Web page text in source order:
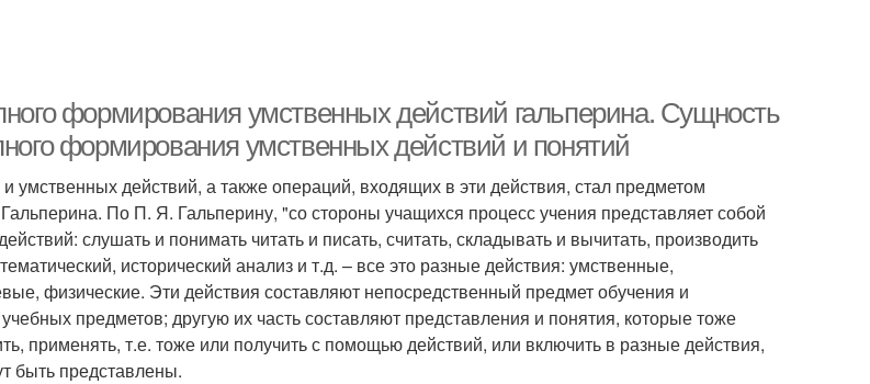
формирования умственных действий гальперина. Сущность
формирования умственных действий и понятий
умственных действий, а также операций, входящих в эти действия, стал предметом
По П. Я. Гальперину, "со стороны учащихся процесс учения представляет собой
слушать и понимать читать и писать, считать, складывать и вычитать, производить
исторический анализ и т.д. – все это разные действия: умственные,
физические. Эти действия составляют непосредственный предмет обучения и
предметов; другую их часть составляют представления и понятия, которые тоже
применять, т.е. тоже или получить с помощью действий, или включить в разные действия,
быть представлены.